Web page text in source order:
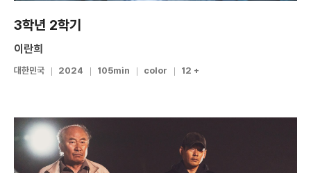
3학년 2학기
이란희
대한민국 2024 105min color 12 +